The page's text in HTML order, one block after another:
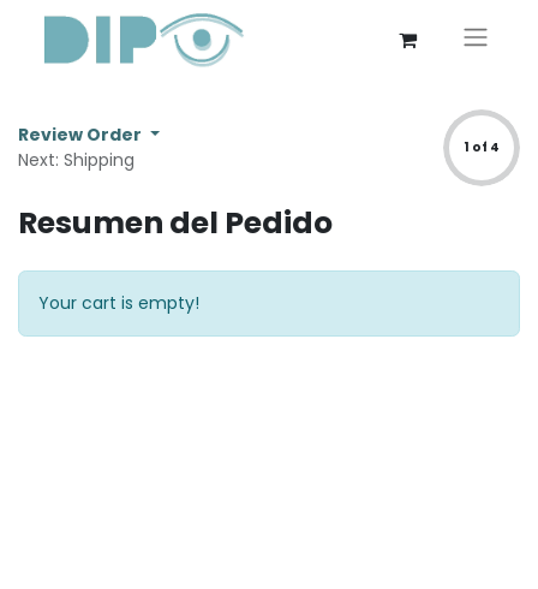
Review Order
Next: Shipping
1 of 4
Resumen del Pedido
Your cart is empty!